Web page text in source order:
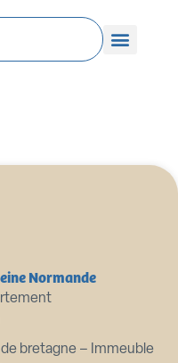
contractuel
Normande
bretagne – Immeuble